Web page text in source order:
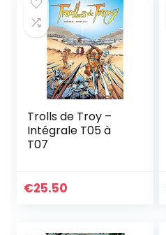
Trolls de Troy –
Intégrale T05 à
T07
€25.50